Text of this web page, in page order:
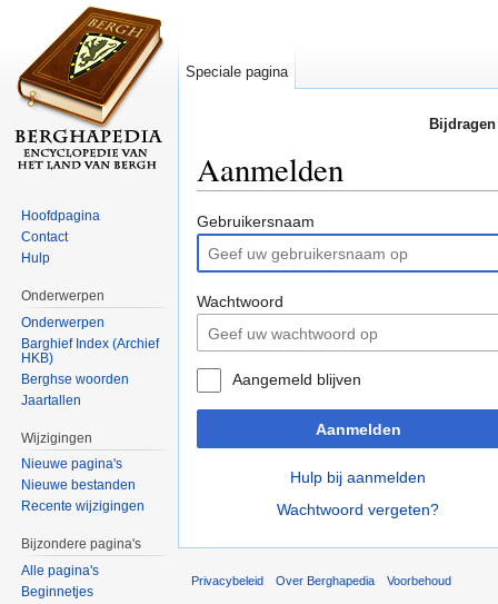
Aanmelden
Gebruikersnaam
Wachtwoord
Aangemeld blijven
Aanmelden
Hulp bij aanmelden
Wachtwoord vergeten?
Speciale pagina
Hoofdpagina
Contact
Hulp
Onderwerpen
Onderwerpen
Barghief Index (Archief
HKB)
Berghse woorden
Jaartallen
Wijzigingen
Nieuwe pagina's
Nieuwe bestanden
Recente wijzigingen
Bijzondere pagina's
Alle pagina's
Beginnetjes
Privacybeleid Over Berghapedia Voorbehoud